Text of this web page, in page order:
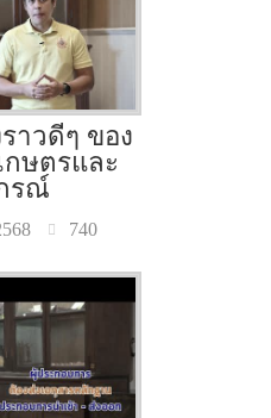
ราวดีๆ ของ
กษตรและ
รณ์
740